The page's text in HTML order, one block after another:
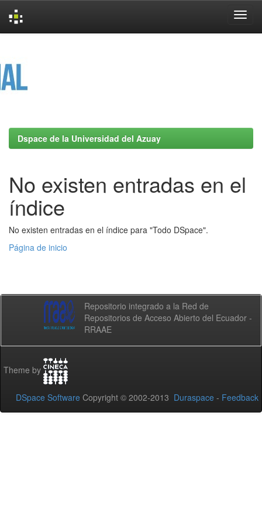
Dspace de la Universidad del Azuay
No existen entradas en el
índice
No existen entradas en el índice para "Todo DSpace".
Página de inicio
Repositorio integrado a la Red de
Repositorios de Acceso Abierto del Ecuador -
RRAAE
Theme by
DSpace Software Copyright © 2002-2013 Duraspace - Feedback